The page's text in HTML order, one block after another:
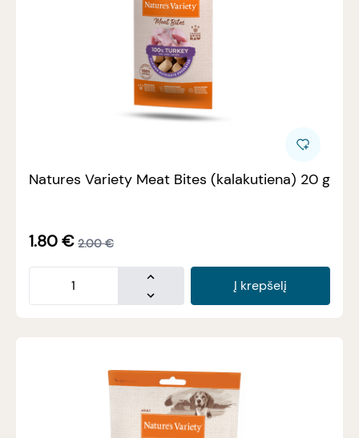
Natures Variety Meat Bites (kalakutiena) 20 g
1.80€ 2.00 €
Į krepšelį